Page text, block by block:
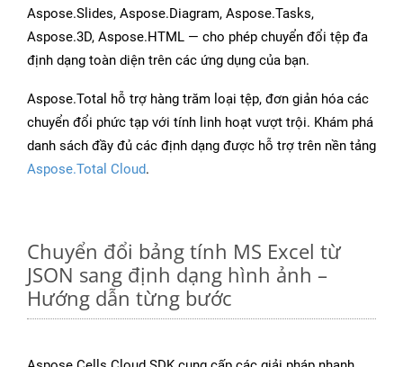
Aspose.Slides, Aspose.Diagram, Aspose.Tasks,
Aspose.3D, Aspose.HTML — cho phép chuyển đổi tệp đa
định dạng toàn diện trên các ứng dụng của bạn.
Aspose.Total hỗ trợ hàng trăm loại tệp, đơn giản hóa các
chuyển đổi phức tạp với tính linh hoạt vượt trội. Khám phá
danh sách đầy đủ các định dạng được hỗ trợ trên nền tảng
Aspose.Total Cloud.
Chuyển đổi bảng tính MS Excel từ
JSON sang định dạng hình ảnh –
Hướng dẫn từng bước